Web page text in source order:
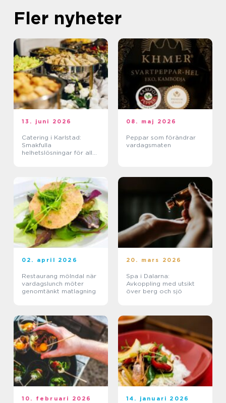
Fler nyheter
13. juni 2026
Catering i Karlstad:
Smakfulla
helhetslösningar för alla
08. maj 2026
Peppar som förändrar
vardagsmaten
02. april 2026
Restaurang mölndal när
vardagslunch möter
genomtänkt matlagning
20. mars 2026
Spa i Dalarna:
Avkoppling med utsikt
över berg och sjö
10. februari 2026 14. januari 2026